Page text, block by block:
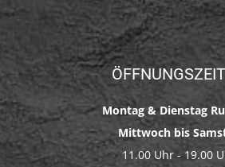
Montag & Dienstag
Mittwoch bis
11.00 Uhr - 19.00